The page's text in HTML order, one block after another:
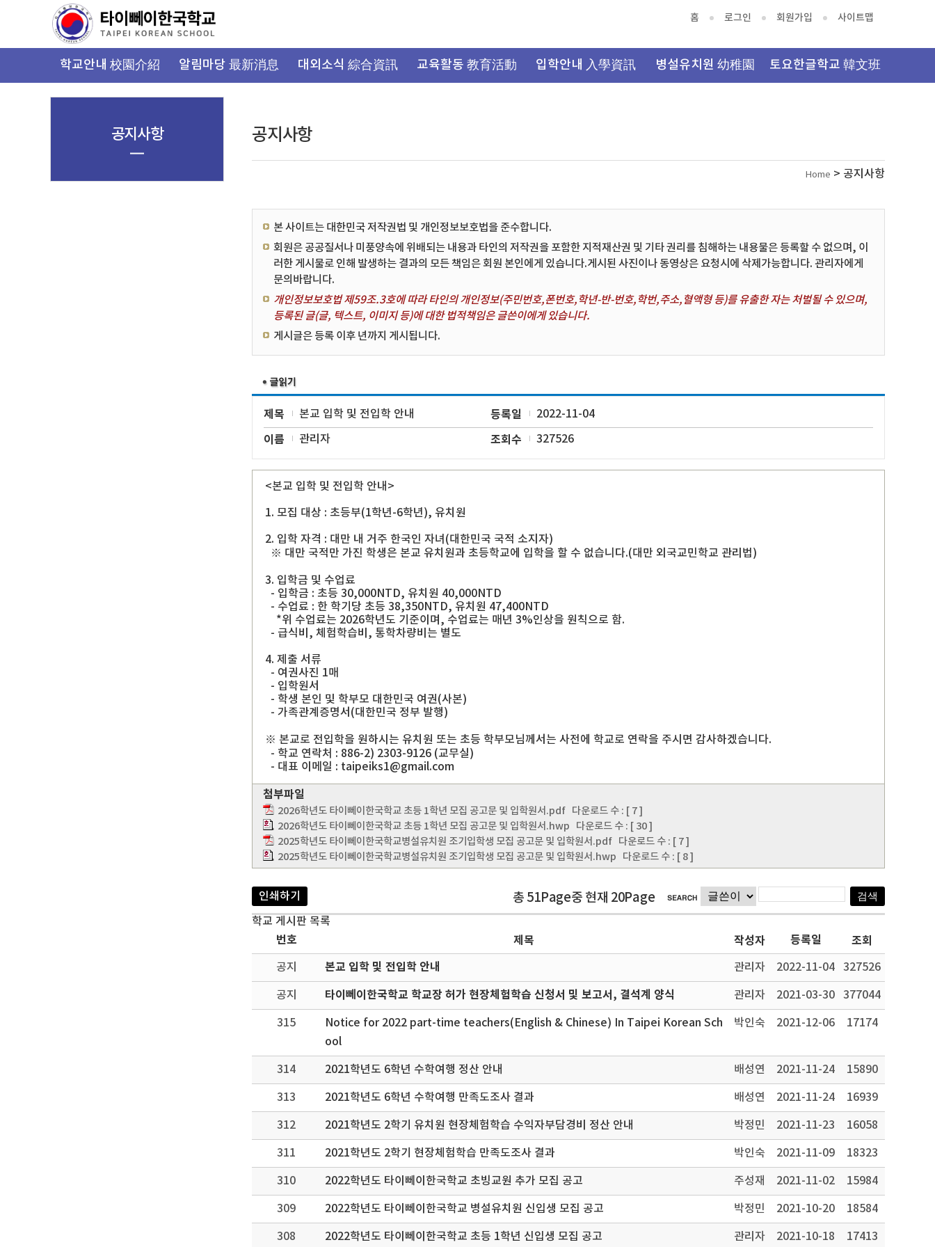
뉴
홈 로그인 회원가입 사이트맵
학교안내 校園介紹 알림마당 最新消息 대외소식 綜合資訊 교육활동 教育活動 입학안내 入學資訊 병설유치원 幼稚園 토요한글학교 韓文班
공지사항
Home > 공지사항
본 사이트는 대한민국 저작권법 및 개인정보보호법을 준수합니다.
회원은 공공질서나 미풍양속에 위배되는 내용과 타인의 저작권을 포함한 지적재산권 및 기타 권리를 침해하는 내용물은 등록할 수 없으며, 이
러한 게시물로 인해 발생하는 결과의 모든 책임은 회원 본인에게 있습니다.게시된 사진이나 동영상은 요청시에 삭제가능합니다. 관리자에게
문의바랍니다.
개인정보보호법 제59조.3호에 따라 타인의 개인정보(주민번호,폰번호,학년-반-번호,학번,주소,혈액형 등)를 유출한 자는 처벌될 수 있으며,
등록된 글(글, 텍스트, 이미지 등)에 대한 법적책임은 글쓴이에게 있습니다.
게시글은 등록 이후 년까지 게시됩니다.
제목 본교 입학 및 전입학 안내 등록일 2022-11-04
이름 관리자 조회수 327526
<본교 입학 및 전입학 안내>
1. 모집 대상 : 초등부(1학년-6학년), 유치원
2. 입학 자격 : 대만 내 거주 한국인 자녀(대한민국 국적 소지자)
※ 대만 국적만 가진 학생은 본교 유치원과 초등학교에 입학을 할 수 없습니다.(대만 외국교민학교 관리법)
3. 입학금 및 수업료
- 입학금 : 초등 30,000NTD, 유치원 40,000NTD
- 수업료 : 한 학기당 초등 38,350NTD, 유치원 47,400NTD
*위 수업료는 2026학년도 기준이며, 수업료는 매년 3%인상을 원칙으로 함.
- 급식비, 체험학습비, 통학차량비는 별도
4. 제출 서류
- 여권사진 1매
- 입학원서
- 학생 본인 및 학부모 대한민국 여권(사본)
- 가족관계증명서(대한민국 정부 발행)
※ 본교로 전입학을 원하시는 유치원 또는 초등 학부모님께서는 사전에 학교로 연락을 주시면 감사하겠습니다.
- 학교 연락처 : 886-2) 2303-9126 (교무실)
- 대표 이메일 : taipeiks1@gmail.com
첨부파일
2026학년도 타이뻬이한국학교 초등 1학년 모집 공고문 및 입학원서.pdf 다운로드 수 : [ 7 ]
2026학년도 타이뻬이한국학교 초등 1학년 모집 공고문 및 입학원서.hwp 다운로드 수 : [ 30 ]
2025학년도 타이뻬이한국학교병설유치원 조기입학생 모집 공고문 및 입학원서.pdf 다운로드 수 : [ 7 ]
2025학년도 타이뻬이한국학교병설유치원 조기입학생 모집 공고문 및 입학원서.hwp 다운로드 수 : [ 8 ]
인쇄하기 총 51Page중 현재 20Page
학교 게시판 목록
번호 제목 작성자 등록일 조회
공지 본교 입학 및 전입학 안내 관리자 2022-11-04 327526
공지 타이뻬이한국학교 학교장 허가 현장체험학습 신청서 및 보고서, 결석계 양식 관리자 2021-03-30 377044
315
Notice for 2022 part-time teachers(English & Chinese) In Taipei Korean Sch
ool
박인숙 2021-12-06 17174
314 2021학년도 6학년 수학여행 정산 안내 배성연 2021-11-24 15890
313 2021학년도 6학년 수학여행 만족도조사 결과 배성연 2021-11-24 16939
312 2021학년도 2학기 유치원 현장체험학습 수익자부담경비 정산 안내 박정민 2021-11-23 16058
311 2021학년도 2학기 현장체험학습 만족도조사 결과 박인숙 2021-11-09 18323
310 2022학년도 타이뻬이한국학교 초빙교원 추가 모집 공고 주성재 2021-11-02 15984
309 2022학년도 타이뻬이한국학교 병설유치원 신입생 모집 공고 박정민 2021-10-20 18584
308 2022학년도 타이뻬이한국학교 초등 1학년 신입생 모집 공고 관리자 2021-10-18 17413
공지사항